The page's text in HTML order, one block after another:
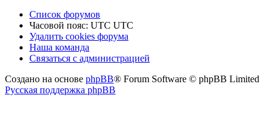
Список форумов
Часовой пояс: UTC UTC
Удалить cookies форума
Наша команда
Связаться с администрацией
Создано на основе phpBB® Forum Software © phpBB Limited
Русская поддержка phpBB